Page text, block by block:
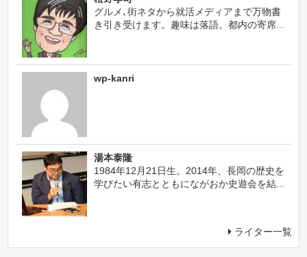
グルメ､街ネタから就活メディアまで万物書
き引き受けます。趣味は落語。都内の寄席...
wp-kanri
湯本泰隆
1984年12月21日生。2014年、長岡の歴史を
学びたい有志とともにながおか史遊会を結...
ライター一覧